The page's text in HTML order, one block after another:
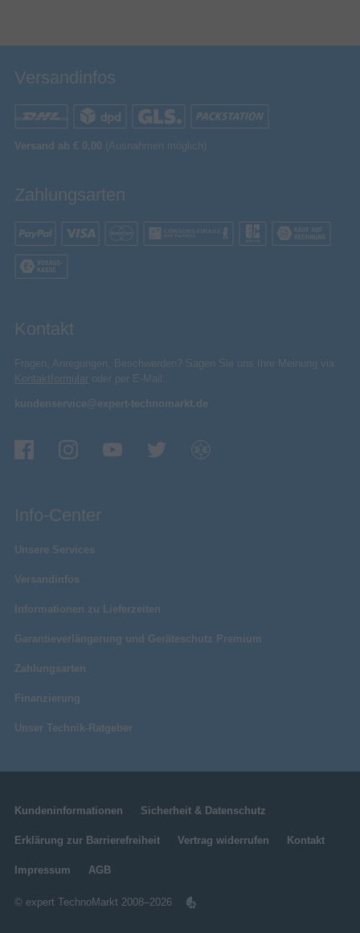
Versandinfos
Versand ab € 0,00 (Ausnahmen möglich)
Zahlungsarten
Kontakt
Fragen, Anregungen, Beschwerden? Sagen Sie uns Ihre Meinung via
Kontaktformular oder per E-Mail:
kundenservice@expert-technomarkt.de
Info-Center
Unsere Services
Versandinfos
Informationen zu Lieferzeiten
Garantieverlängerung und Geräteschutz Premium
Zahlungsarten
Finanzierung
Unser Technik-Ratgeber
Kundeninformationen Sicherheit & Datenschutz
Erklärung zur Barrierefreiheit Vertrag widerrufen Kontakt
Impressum AGB
© expert TechnoMarkt 2008–2026